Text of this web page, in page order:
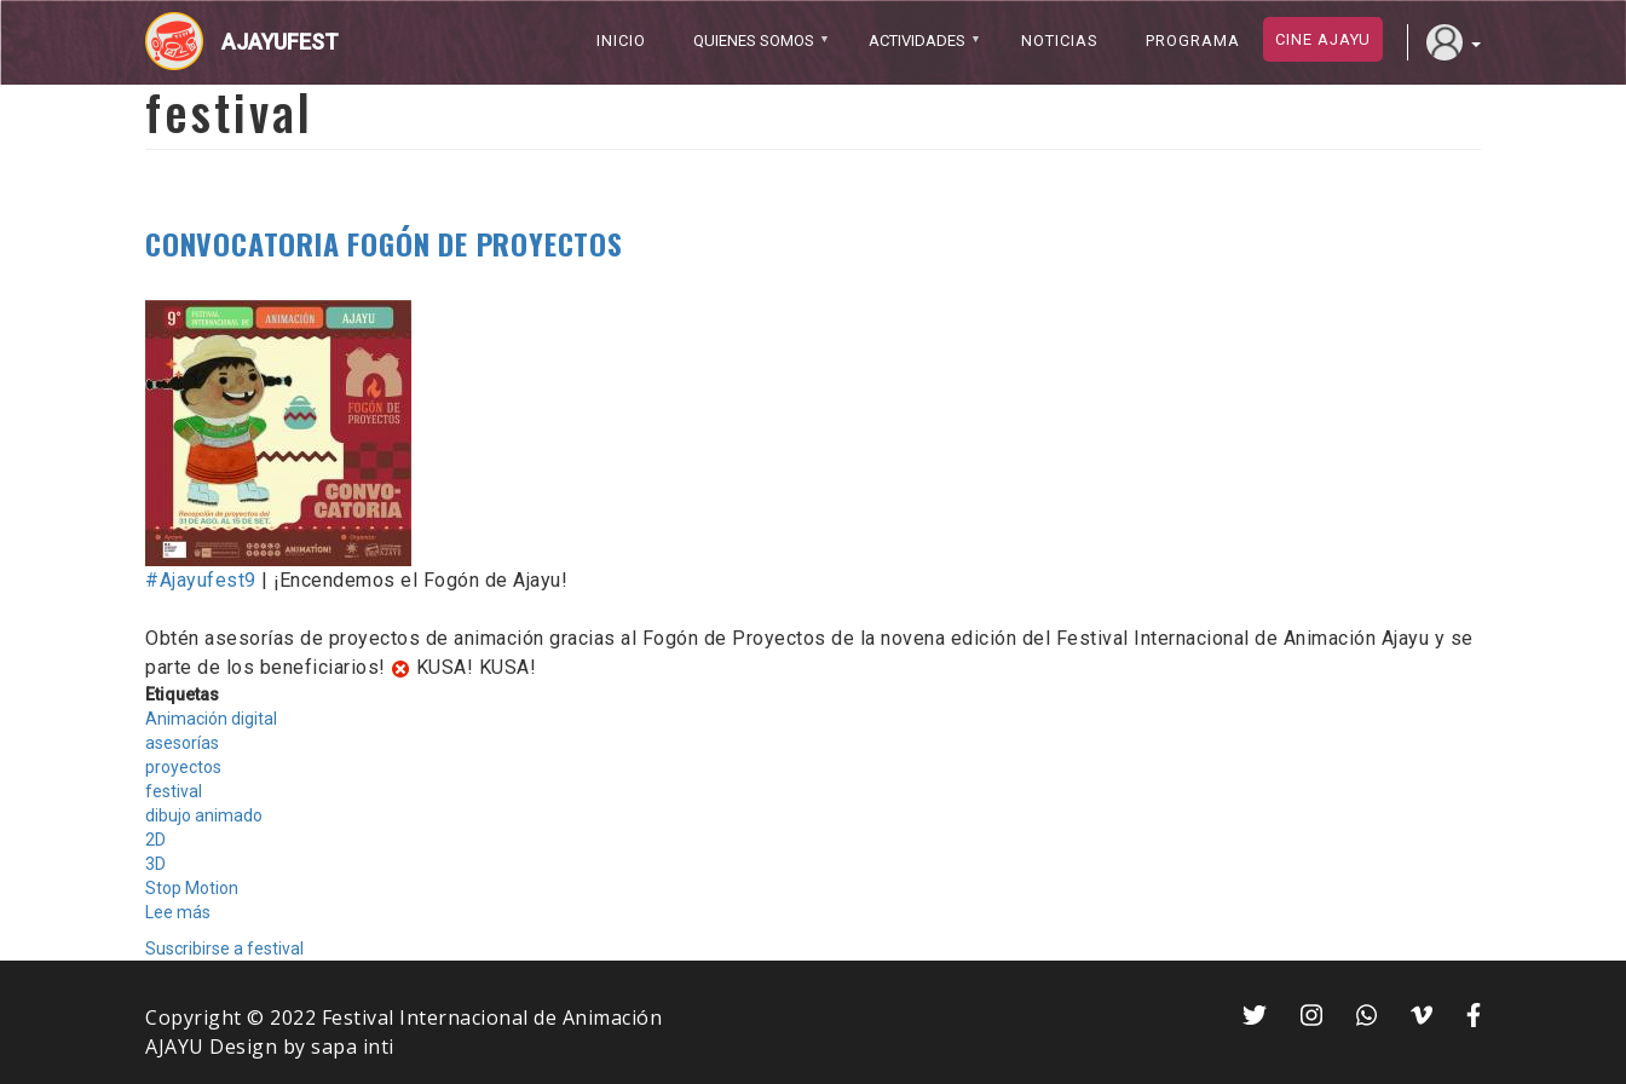
principal
AJAYUFEST INICIO QUIENES SOMOS ACTIVIDADES NOTICIAS PROGRAMA CINE AJAYU
festival
CONVOCATORIA FOGÓN DE PROYECTOS
#Ajayufest9 | ¡Encendemos el Fogón de Ajayu!
Obtén asesorías de proyectos de animación gracias al Fogón de Proyectos de la novena edición del Festival Internacional de Animación Ajayu y se
parte de los beneficiarios!
KUSA! KUSA!
Etiquetas
Animación digital
asesorías
proyectos
festival
dibujo animado
2D
3D
Stop Motion
Lee más
Fogón
Proyectos
Suscribirse a festival
Copyright © 2022 Festival Internacional de Animación
AJAYU Design by sapa inti